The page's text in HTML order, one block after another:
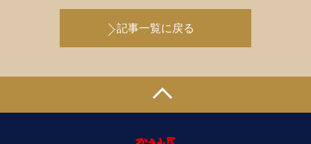
記事一覧に戻る